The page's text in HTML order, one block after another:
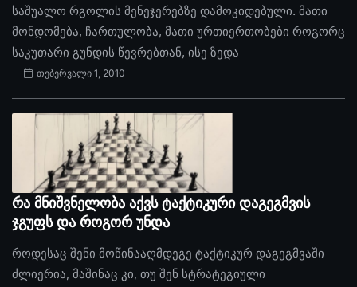
საშუალო რგოლის მენეჯერებზე დამოკიდებული. მათი
მონდომება, ჩართულობა, მათი ურთიერთობები როგორც
საკუთარი გუნდის წევრებთან, ისე ზედა
თებერვალი 1, 2010
რა მნიშვნელობა აქვს ტაქტიკური დაგეგმვის
ჯგუფს და როგორ უნდა
როდესაც შენი მოწინააღმდეგე ტაქტიკურ დაგეგმვაში
ძლიერია, მაშინაც კი, თუ შენ სტრატეგიული